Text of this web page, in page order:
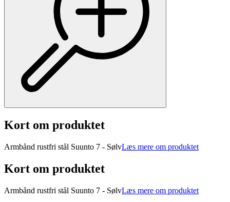
Kort om produktet
Armbånd rustfri stål Suunto 7 - SølvLæs mere om produktet
Kort om produktet
Armbånd rustfri stål Suunto 7 - SølvLæs mere om produktet